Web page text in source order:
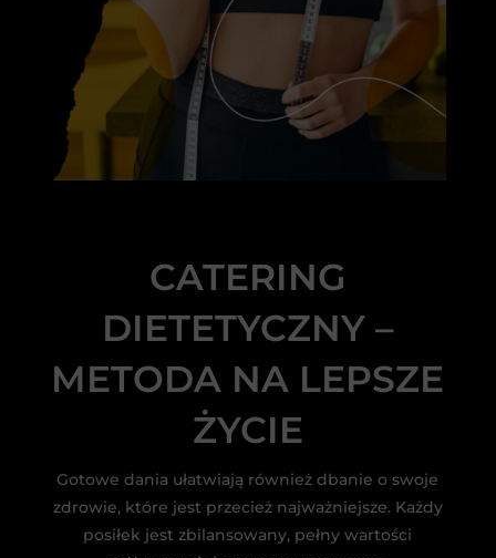
CATERING
DIETETYCZNY –
METODA NA LEPSZE
ŻYCIE
Gotowe dania ułatwiają również dbanie o swoje
zdrowie, które jest przecież najważniejsze. Każdy
posiłek jest zbilansowany, pełny wartości